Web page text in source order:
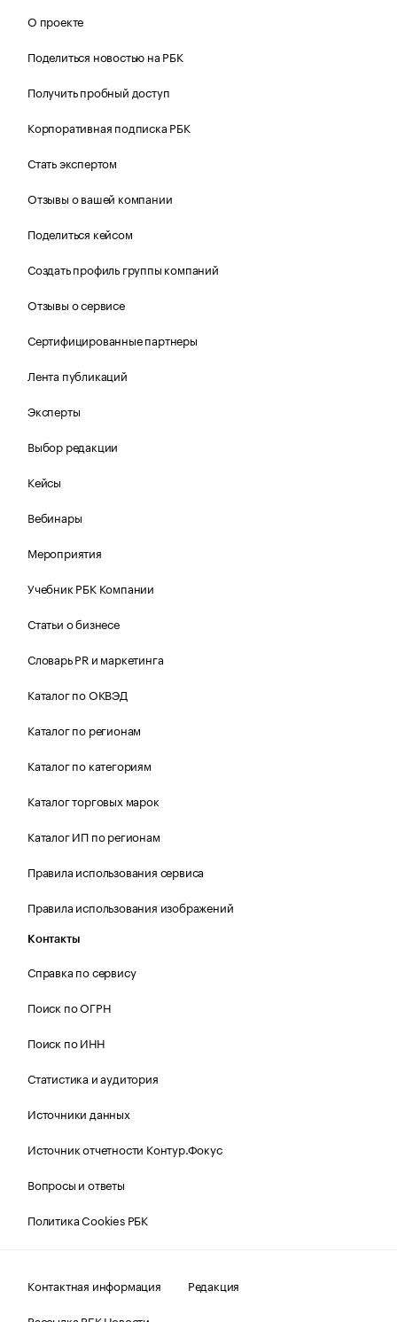
О проекте
Поделиться новостью на РБК
Получить пробный доступ
Корпоративная подписка РБК
Стать экспертом
Отзывы о вашей компании
Поделиться кейсом
Создать профиль группы компаний
Отзывы о сервисе
Сертифицированные партнеры
Лента публикаций
Эксперты
Выбор редакции
Кейсы
Вебинары
Мероприятия
Учебник РБК Компании
Статьи о бизнесе
Словарь PR и маркетинга
Каталог по ОКВЭД
Каталог по регионам
Каталог по категориям
Каталог торговых марок
Каталог ИП по регионам
Правила использования сервиса
Правила использования изображений
Контакты
Справка по сервису
Поиск по ОГРН
Поиск по ИНН
Статистика и аудитория
Источники данных
Источник отчетности Контур.Фокус
Вопросы и ответы
Политика Cookies РБК
Контактная информация
Редакция